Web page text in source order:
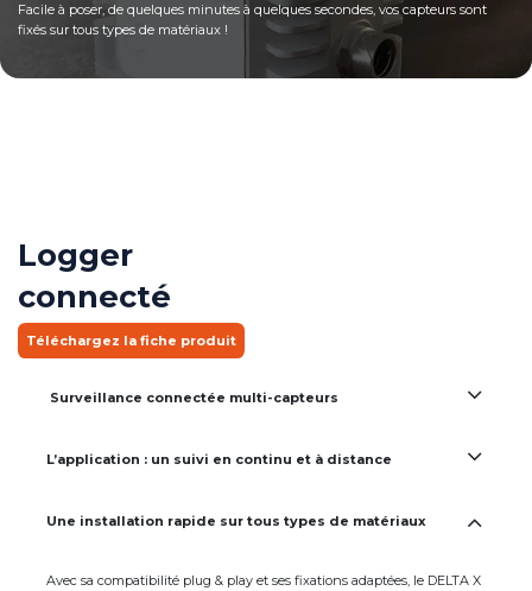
Facile à poser, de quelques minutes à quelques secondes, vos capteurs sont
fixés sur tous types de matériaux !
Logger
connecté
Téléchargez la fiche produ​​it
Surveillance connectée multi-capteurs
L’application : un suivi en continu et à distance
Une installation rapide sur tous types de matériaux
Avec sa compatibilité plug & play et ses fixations adaptées, le DELTA X